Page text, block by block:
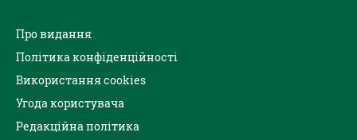
Про видання
Політика конфіденційності
Використання cookies
Угода користувача
Редакційна політика